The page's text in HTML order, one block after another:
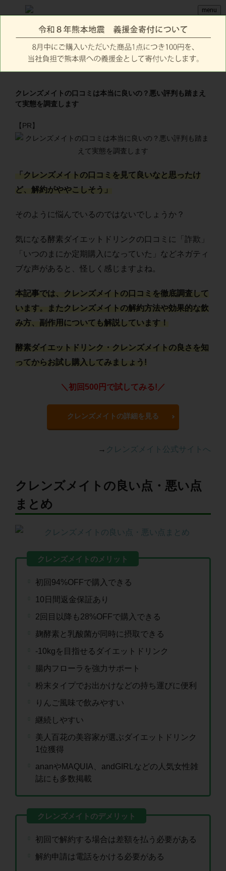
menu
クレンズメイトの口コミは本当に良いの？悪い評判も踏まえ
て実態を調査します
【PR】
「クレンズメイトの口コミを見て良いなと思ったけ
ど、解約がややこしそう」
そのように悩んでいるのではないでしょうか？
気になる酵素ダイエットドリンクの口コミに「詐欺」
「いつのまにか定期購入になっていた」などネガティ
ブな声があると、怪しく感じますよね。
本記事では、クレンズメイトの口コミを徹底調査して
います。またクレンズメイトの解約方法や効果的な飲
み方、副作用についても解説しています！
酵素ダイエットドリンク・クレンズメイトの良さを知
ってからお試し購入してみましょう!
＼初回500円で試してみる!／
クレンズメイトの詳細を見る
→ クレンズメイト公式サイトへ
クレンズメイトの良い点・悪い点
まとめ
初回94%OFFで購入できる
10日間返金保証あり
2回目以降も28%OFFで購入できる
麹酵素と乳酸菌が同時に摂取できる
-10kgを目指せるダイエットドリンク
腸内フローラを強力サポート
粉末タイプでお出かけなどの持ち運びに便利
りんご風味で飲みやすい
継続しやすい
美人百花の美容家が選ぶダイエットドリンク
1位獲得
ananやMAQUIA、andGIRLなどの人気女性雑
誌にも多数掲載
初回で解約する場合は差額を払う必要がある
解約申請は電話をかける必要がある